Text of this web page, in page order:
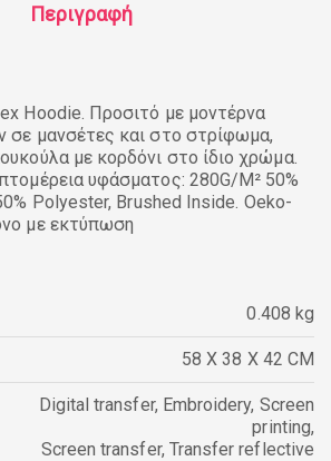
Περιγραφή
Hoodie. Προσιτό με μοντέρνα
σε μανσέτες και στο στρίφωμα,
με κορδόνι στο ίδιο χρώμα.
υφάσματος: 280G/M² 50%
Polyester, Brushed Inside. Oeko-
με εκτύπωση
0.408 kg
58 X 38 X 42 CM
Digital transfer, Embroidery, Screen
printing,
Screen transfer, Transfer reflective